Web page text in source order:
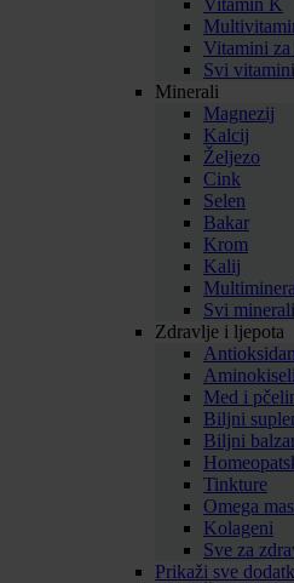
Vitamin K
Vitamini za
Svi vitamini
Minerali
Magnezij
Kalcij
Željezo
Cink
Selen
Bakar
Krom
Kalij
Svi minerali
Zdravlje i ljepota
Med i
Biljni
Biljni
Tinkture
Omega
Kolageni
Sve za
Prikaži sve